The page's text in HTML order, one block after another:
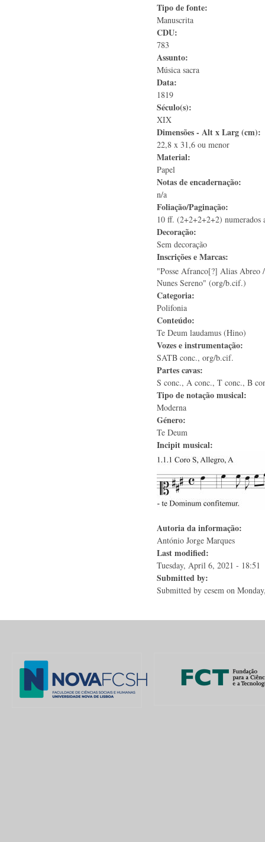
Tipo de fonte:
Manuscrita
CDU:
783
Assunto:
Música sacra
Data:
1819
Século(s):
XIX
Dimensões - Alt x Larg (cm):
22,8 x 31,6 ou menor
Material:
Papel
Notas de encadernação:
n/a
Foliação/Paginação:
10 ff. (2+2+2+2+2) numerados
Decoração:
Sem decoração
Inscrições e Marcas:
"Posse Afranco[?] Alias Abreo
Nunes Sereno" (org/b.cif.)
Categoria:
Polifonia
Conteúdo:
Te Deum laudamus (Hino)
Vozes e instrumentação:
SATB conc., org/b.cif.
Partes cavas:
S conc., A conc., T conc., B
Tipo de notação musical:
Moderna
Género:
Te Deum
Incipit musical:
Autoria da informação:
António Jorge Marques
Last modified:
Tuesday, April 6, 2021 - 18:51
Submitted by:
Submitted by cesem on